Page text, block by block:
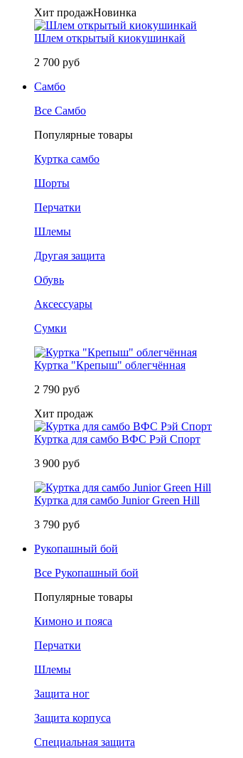
Хит продажНовинка
Шлем открытый киокушинкай
2 700 руб
Самбо
Все Самбо
Популярные товары
Куртка самбо
Шорты
Перчатки
Шлемы
Другая защита
Обувь
Аксессуары
Сумки
Куртка "Крепыш" облегчённая
2 790 руб
Хит продаж
Куртка для самбо ВФС Рэй Спорт
3 900 руб
Куртка для самбо Junior Green Hill
3 790 руб
Рукопашный бой
Все Рукопашный бой
Популярные товары
Кимоно и пояса
Перчатки
Шлемы
Защита ног
Защита корпуса
Специальная защита